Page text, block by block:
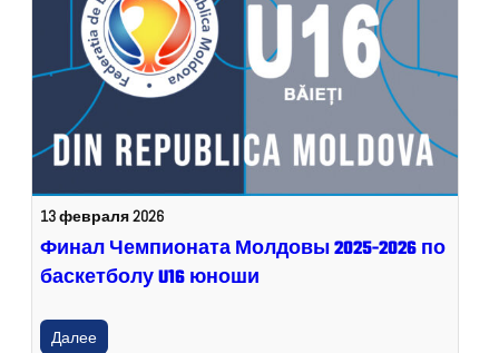
13 февраля 2026
Финал Чемпионата Молдовы 2025-2026 по
баскетболу U16 юноши
Далее